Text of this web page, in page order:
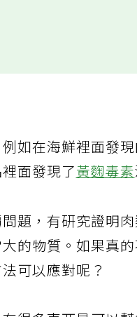
如在海鮮裡面發
面發現了黃麴毒素
題，有研究證明
的物質。如果真
可以應對呢？